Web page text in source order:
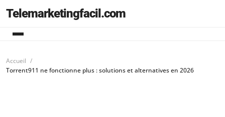
Telemarketingfacil.com
Accueil
Torrent911 ne fonctionne plus : solutions et alternatives en 2026